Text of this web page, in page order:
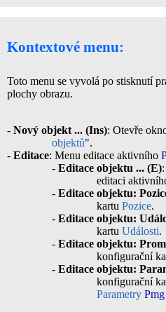
Kontextové menu:
Toto menu se vyvolá po stisknutí
plochy obrazu.
- Nový objekt ... (Ins): Otevře
objektů".
- Editace: Menu editace aktivního
- Editace objektu ... (E)
editaci
- Editace objektu:
kartu Pozice.
- Editace objektu:
kartu Události.
- Editace objektu:
konfigurační
- Editace objektu:
konfigurační
Parametry Pmg